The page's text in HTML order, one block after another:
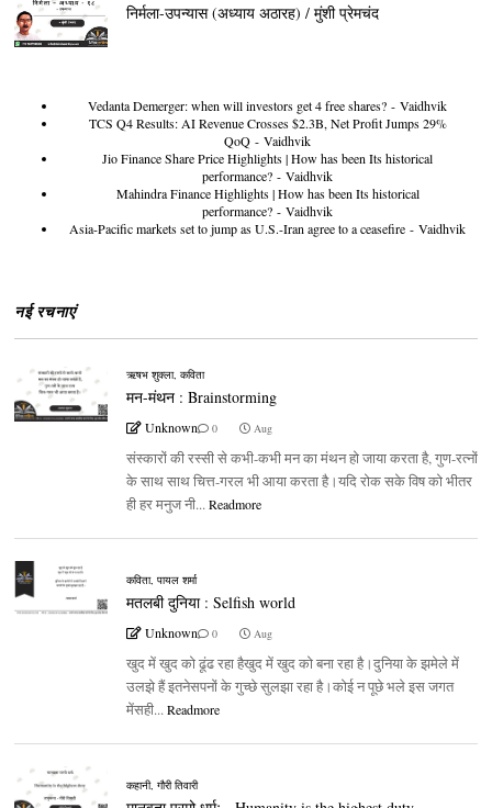
निर्मला-उपन्यास (अध्याय अठारह) / मुंशी प्रेमचंद
Vedanta Demerger: when will investors get 4 free shares? - Vaidhvik
TCS Q4 Results: AI Revenue Crosses $2.3B, Net Profit Jumps 29%
QoQ - Vaidhvik
Jio Finance Share Price Highlights | How has been Its historical
performance? - Vaidhvik
Mahindra Finance Highlights | How has been Its historical
performance? - Vaidhvik
Asia-Pacific markets set to jump as U.S.-Iran agree to a ceasefire - Vaidhvik
नई रचनाएं
ऋषभ शुक्ला, कविता
मन-मंथन : Brainstorming
Unknown 0 Aug
संस्कारों की रस्सी से कभी-कभी मन का मंथन हो जाया करता है, गुण-रत्नों
के साथ साथ चित्त-गरल भी आया करता है।यदि रोक सके विष को भीतर
ही हर मनुज नी... Readmore
कविता, पायल शर्मा
मतलबी दुनिया : Selfish world
Unknown 0 Aug
खुद में खुद को ढूंढ रहा हैखुद में खुद को बना रहा है।दुनिया के झमेले में
उलझे हैं इतनेसपनों के गुच्छे सुलझा रहा है।कोई न पूछे भले इस जगत
मेंसही... Readmore
कहानी, गौरी तिवारी